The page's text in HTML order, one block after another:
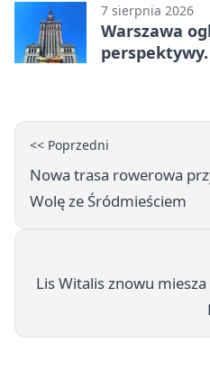
7 sierpnia 2026
Warszawa
<< Poprzedni
Nowa trasa rowerowa
Wolę ze Śródmieściem
Lis Witalis znowu miesza